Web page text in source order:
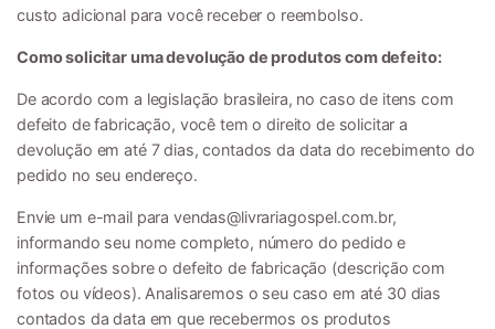
custo adicional para você receber o reembolso.
Como solicitar uma devolução de produtos com defeito:
De acordo com a legislação brasileira, no caso de itens com
defeito de fabricação, você tem o direito de solicitar a
devolução em até 7 dias, contados da data do recebimento do
pedido no seu endereço.
Envie um e-mail para vendas@livrariagospel.com.br,
informando seu nome completo, número do pedido e
informações sobre o defeito de fabricação (descrição com
fotos ou vídeos). Analisaremos o seu caso em até 30 dias
contados da data em que recebermos os produtos